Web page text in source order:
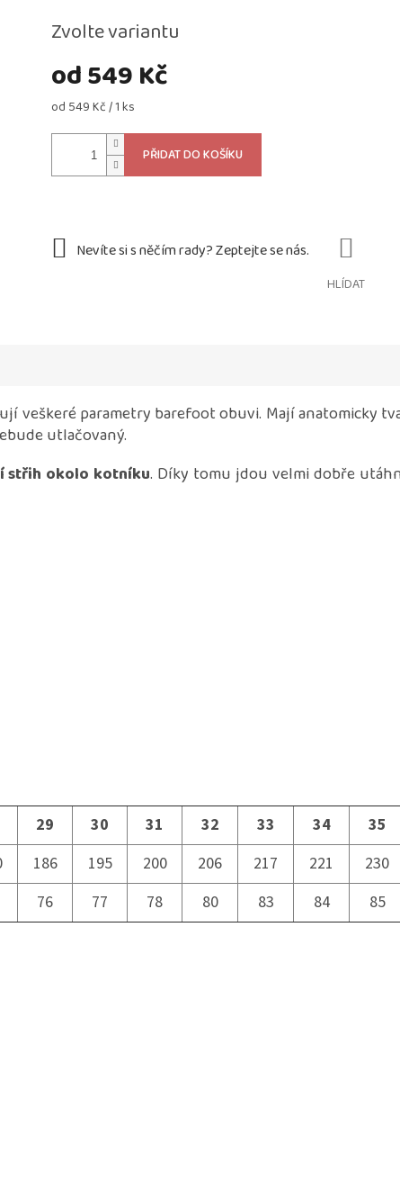
od549 Kč
Měrná
od 549 Kč / 1 ks
Zvolte variantu
PŘIDAT DO KOŠÍKU
HLÍDAT
veškeré parametry barefoot obuvi. Mají anatomicky
utlačovaný.
střih okolo kotníku. Díky tomu jdou velmi dobře
29 30 31 32 33 34 35
186 195 200 206 217 221 230
76 77 78 80 83 84 85